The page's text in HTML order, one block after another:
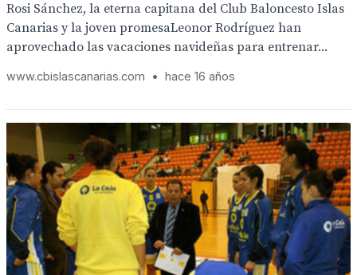
Rosi Sánchez, la eterna capitana del Club Baloncesto Islas
Canarias y la joven promesaLeonor Rodríguez han
aprovechado las vacaciones navideñas para entrenar...
www.cbislascanarias.com • hace 16 años